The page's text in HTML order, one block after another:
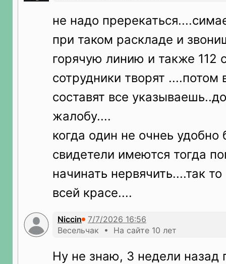
не надо
при таком раскладе и
горячую линию и также 112
сотрудники творят ....потом
составят все
жалобу....
когда один не очнеь удобно
свидетели имеются тогда
начинать нервячить....так
всей красе....
Niccin
Весельчак • На сайте 10 лет
Ну не знаю, 3 недели назад